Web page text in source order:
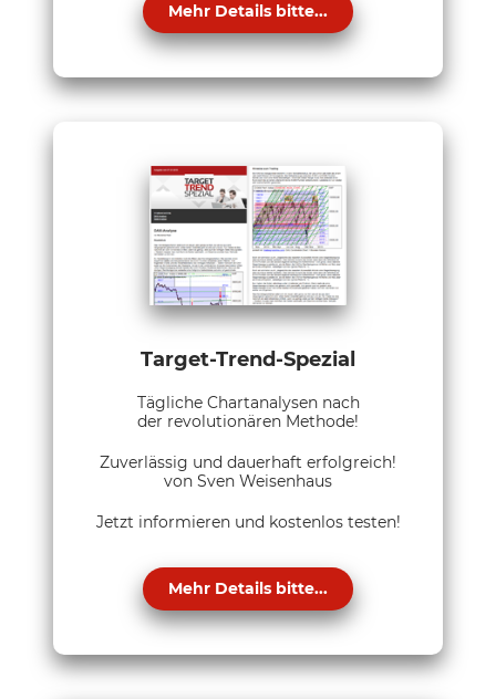
Mehr Details bitte...
Target-Trend-Spezial
Tägliche Chartanalysen nach
der revolutionären Methode!
Zuverlässig und dauerhaft erfolgreich!
von Sven Weisenhaus
Jetzt informieren und kostenlos testen!
Mehr Details bitte...